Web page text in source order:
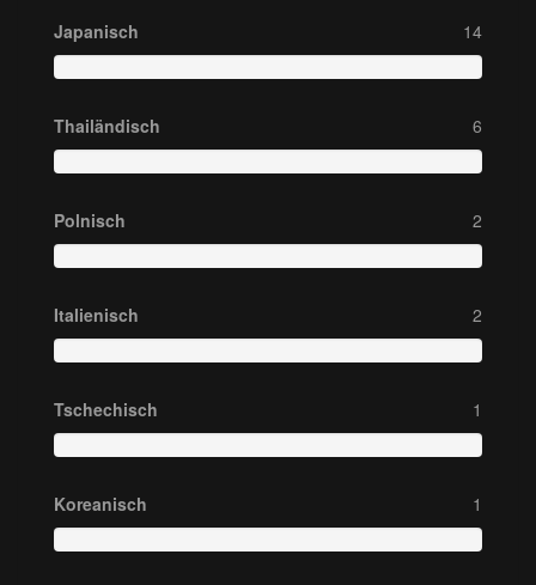
Japanisch 14
Thailändisch 6
Polnisch 2
Italienisch 2
Tschechisch 1
Koreanisch 1